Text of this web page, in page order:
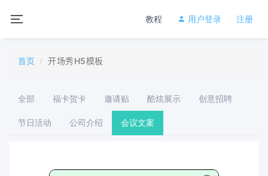
注册
用户登录
教程
首页 开场秀H5模板
全部 福卡贺卡 邀请贴 酷炫展示 创意招聘
节日活动 公司介绍 会议文案